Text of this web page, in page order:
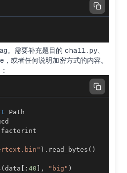
。需要补充题目的 chall.py
e ，或者任何说明加密方式的内容。
) . read_bytes ( )
(data [ : 40 ] , "big" )